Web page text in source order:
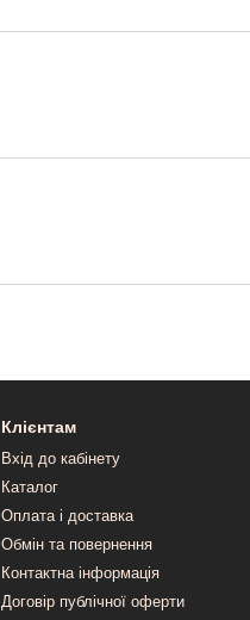
Клієнтам
Вхід до кабінету
Каталог
Оплата і доставка
Обмін та повернення
Контактна інформація
Договір публічної оферти